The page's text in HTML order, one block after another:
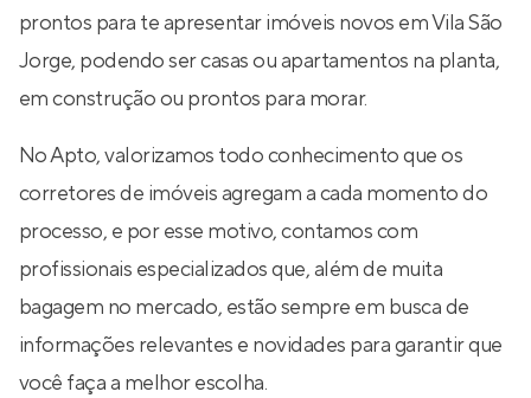
prontos para te apresentar imóveis novos em Vila São
Jorge, podendo ser casas ou apartamentos na planta,
em construção ou prontos para morar.
No Apto, valorizamos todo conhecimento que os
corretores de imóveis agregam a cada momento do
processo, e por esse motivo, contamos com
profissionais especializados que, além de muita
bagagem no mercado, estão sempre em busca de
informações relevantes e novidades para garantir que
você faça a melhor escolha.